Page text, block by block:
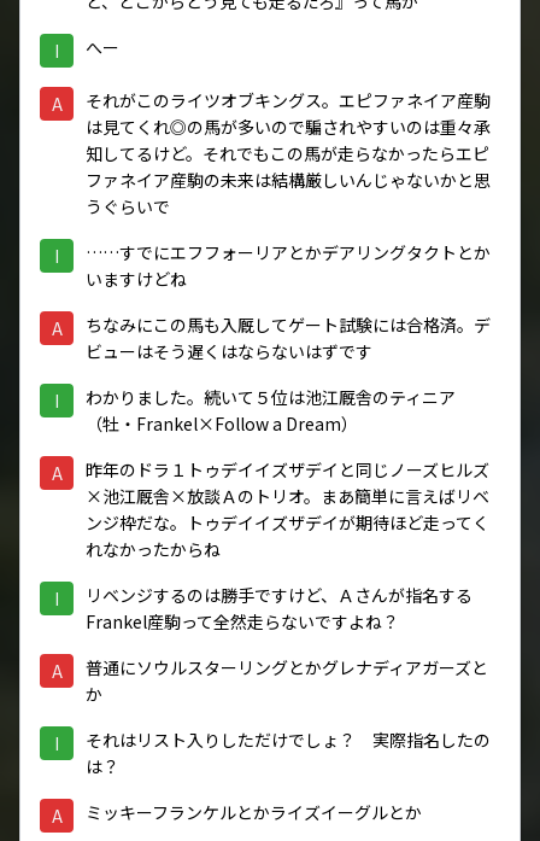
I へー
A
それがこのライツオブキングス。エピファネイア産駒
は見てくれ◎の馬が多いので騙されやすいのは重々承
知してるけど。それでもこの馬が走らなかったらエピ
ファネイア産駒の未来は結構厳しいんじゃないかと思
うぐらいで
I
……すでにエフフォーリアとかデアリングタクトとか
いますけどね
A
ちなみにこの馬も入厩してゲート試験には合格済。デ
ビューはそう遅くはならないはずです
I
わかりました。続いて５位は池江厩舎のティニア
（牡・Frankel×Follow a Dream）
A
昨年のドラ１トゥデイイズザデイと同じノーズヒルズ
×池江厩舎×放談Ａのトリオ。まあ簡単に言えばリベ
ンジ枠だな。トゥデイイズザデイが期待ほど走ってく
れなかったからね
I
リベンジするのは勝手ですけど、Ａさんが指名する
Frankel産駒って全然走らないですよね？
A
普通にソウルスターリングとかグレナディアガーズと
か
I
それはリスト入りしただけでしょ？ 実際指名したの
は？
A ミッキーフランケルとかライズイーグルとか